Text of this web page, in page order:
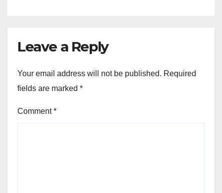
Leave a Reply
Your email address will not be published. Required
fields are marked *
Comment*